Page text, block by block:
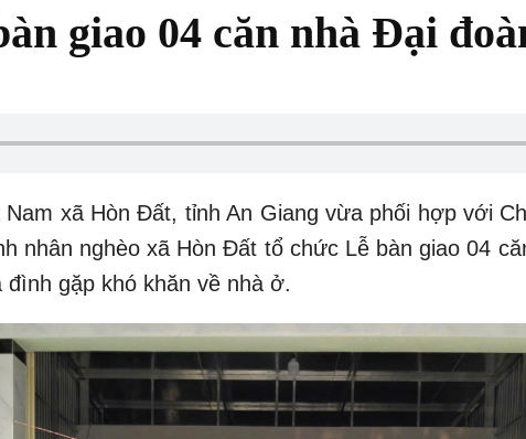
giao 04 căn nhà Đại
Nam xã Hòn Đất, tỉnh An Giang vừa phối hợp với
nhân nghèo xã Hòn Đất tổ chức Lễ bàn giao 04
đình gặp khó khăn về nhà ở.